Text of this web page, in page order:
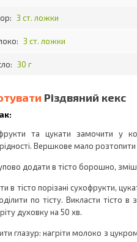
3 ст. ложки
3 ст. ложки
30 г
Різдвяний кекс
та цукати замочити у
Вершкове мало
додати в тісто борошно,
в тісто порізані сухофрукти,
по тісту. Викласти тісто
духовку на 50 хв.
глазур: нагріти молоко з